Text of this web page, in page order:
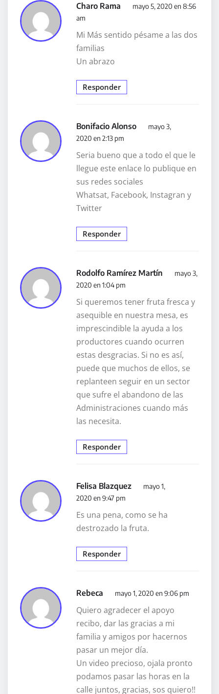
Charo Rama
mayo 5, 2020 en 8:56
am
Mi Más sentido pésame a las dos
familias
Un abrazo
Responder
Bonifacio Alonso
mayo 3,
2020 en 2:13 pm
Seria bueno que a todo el que le
llegue este enlace lo publique en
sus redes sociales
Whatsat, Facebook, Instagran y
Twitter
Responder
Rodolfo Ramírez Martín
mayo 3,
2020 en 1:04 pm
Si queremos tener fruta fresca y
asequible en nuestra mesa, es
imprescindible la ayuda a los
productores cuando ocurren
estas desgracias. Si no es así,
puede que muchos de ellos, se
replanteen seguir en un sector
que sufre el abandono de las
Administraciones cuando más
las necesita.
Responder
Felisa Blazquez
mayo 1,
2020 en 9:47 pm
Es una pena, como se ha
destrozado la fruta.
Responder
Rebeca mayo 1, 2020 en 9:06 pm
Quiero agradecer el apoyo
recibo, dar las gracias a mi
familia y amigos por hacernos
pasar un mejor día.
Un video precioso, ojala pronto
podamos pasar las horas en la
calle juntos, gracias, sos quiero!!